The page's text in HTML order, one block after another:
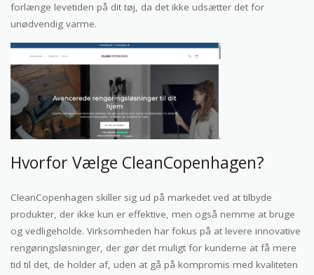
forlænge levetiden på dit tøj, da det ikke udsætter det for
unødvendig varme.
Hvorfor Vælge CleanCopenhagen?
CleanCopenhagen skiller sig ud på markedet ved at tilbyde
produkter, der ikke kun er effektive, men også nemme at bruge
og vedligeholde. Virksomheden har fokus på at levere innovative
rengøringsløsninger, der gør det muligt for kunderne at få mere
tid til det, de holder af, uden at gå på kompromis med kvaliteten